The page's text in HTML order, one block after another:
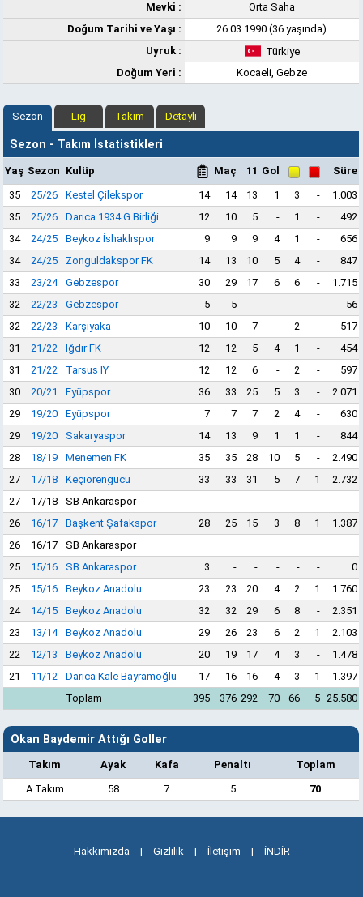
Mevki :
Orta Saha
Doğum Tarihi ve Yaşı :
26.03.1990 (36 yaşında)
Uyruk :
Türkiye
Doğum Yeri :
Kocaeli, Gebze
Sezon Lig Takım Detaylı
Sezon - Takım İstatistikleri
Yaş Sezon Kulüp Maç 11 Gol
Süre
35
25/26 Kestel Çilekspor 14 14 13 1 3 -
1.003
35
25/26 Darıca 1934 G.Birliği 12 10 5 - 1 -
492
34
24/25 Beykoz İshaklıspor 9 9 9 4 1 -
656
34
24/25 Zonguldakspor FK 14 13 10 5 4 -
847
33
23/24 Gebzespor 30 29 17 6 6 -
1.715
32
22/23 Gebzespor 5 5 - - - -
56
32
22/23 Karşıyaka 10 10 7 - 2 -
517
31
21/22 Iğdır FK 12 12 5 4 1 -
454
31
21/22 Tarsus İY 12 12 6 - 2 -
597
30
20/21 Eyüpspor 36 33 25 5 3 -
2.071
29
19/20 Eyüpspor 7 7 7 2 4 -
630
29
19/20 Sakaryaspor 14 13 9 1 1 -
844
28
18/19 Menemen FK 35 35 28 10 5 -
2.490
27
17/18 Keçiörengücü 33 33 31 5 7 1
2.732
27
17/18
SB Ankaraspor
26
16/17 Başkent Şafakspor 28 25 15 3 8 1
1.387
26
16/17
SB Ankaraspor
25
15/16 SB Ankaraspor 3 - - - - -
0
25
15/16 Beykoz Anadolu 23 23 20 4 2 1
1.760
24
14/15 Beykoz Anadolu 32 32 29 6 8 -
2.351
23
13/14 Beykoz Anadolu 29 26 23 6 2 1
2.103
22
12/13 Beykoz Anadolu 20 19 17 4 3 -
1.478
21
11/12 Darıca Kale Bayramoğlu 17 16 16 4 3 1
1.397
Toplam
395 376 292 70 66 5 25.580
Okan Baydemir Attığı Goller
Takım Ayak Kafa Penaltı
Toplam
A Takım
58 7 5 70
Hakkımızda | Gizlilik | İletişim | İNDİR